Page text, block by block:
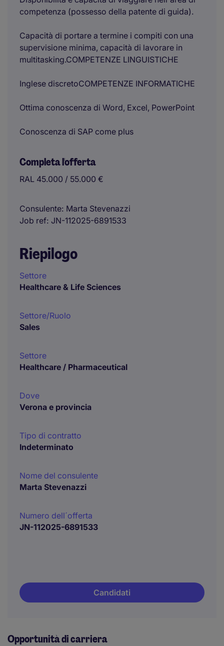
competenza (possesso della patente di guida).
Capacità di portare a termine i compiti con una
supervisione minima, capacità di lavorare in
multitasking.COMPETENZE LINGUISTICHE
Inglese discretoCOMPETENZE INFORMATICHE
Ottima conoscenza di Word, Excel, PowerPoint
Conoscenza di SAP come plus
Completa l'offerta
RAL 45.000 / 55.000 €
Consulente Marta Stevenazzi
Job ref JN-112025-6891533
Riepilogo
Settore
Healthcare & Life Sciences
Settore/Ruolo
Sales
Settore
Healthcare / Pharmaceutical
Dove
Verona e provincia
Tipo di contratto
Indeterminato
Nome del consulente
Marta Stevenazzi
Numero dell´offerta
JN-112025-6891533
Candidati
Opportunità di carriera